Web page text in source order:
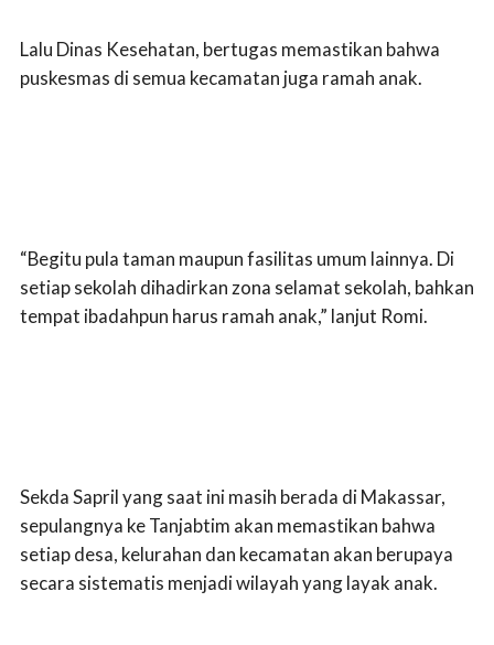
Lalu Dinas Kesehatan, bertugas memastikan bahwa
puskesmas di semua kecamatan juga ramah anak.
“Begitu pula taman maupun fasilitas umum lainnya. Di
setiap sekolah dihadirkan zona selamat sekolah, bahkan
tempat ibadahpun harus ramah anak,” lanjut Romi.
Sekda Sapril yang saat ini masih berada di Makassar,
sepulangnya ke Tanjabtim akan memastikan bahwa
setiap desa, kelurahan dan kecamatan akan berupaya
secara sistematis menjadi wilayah yang layak anak.